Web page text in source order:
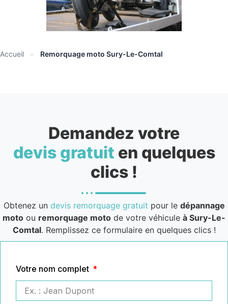
Accueil » Remorquage moto Sury-Le-Comtal
Demandez votre
devis gratuit en quelques
clics !
Obtenez un devis remorquage gratuit pour le dépannage
moto ou remorquage moto de votre véhicule à Sury-Le-
Comtal. Remplissez ce formulaire en quelques clics !
Votre nom complet